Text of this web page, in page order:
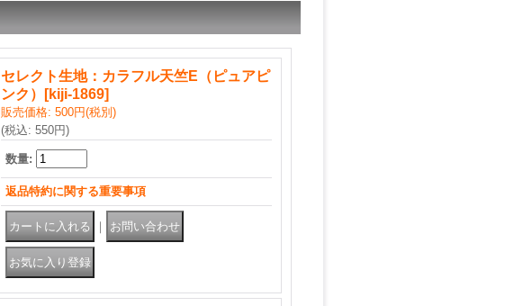
セレクト生地：カラフル天竺E（ピュアピ
ンク）
[kiji-1869]
販売価格: 500円(税別)
(税込: 550円)
数量:
返品特約に関する重要事項
｜